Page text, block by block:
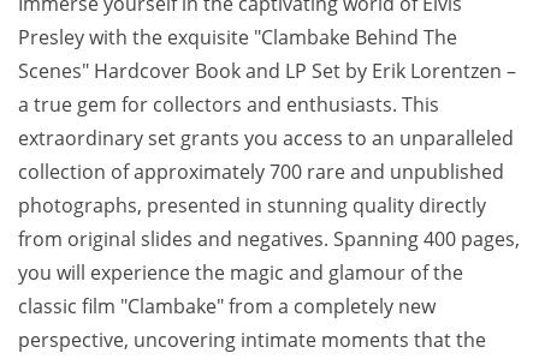
Presley with the exquisite "Clambake Behind The
Scenes" Hardcover Book and LP Set by Erik Lorentzen –
a true gem for collectors and enthusiasts. This
extraordinary set grants you access to an unparalleled
collection of approximately 700 rare and unpublished
photographs, presented in stunning quality directly
from original slides and negatives. Spanning 400 pages,
you will experience the magic and glamour of the
classic film "Clambake" from a completely new
perspective, uncovering intimate moments that the